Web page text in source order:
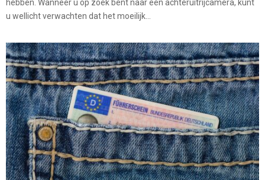
hebben. Wanneer u op zoek bent naar een achteruitrijcamera, kunt
u wellicht verwachten dat het moeilijk...